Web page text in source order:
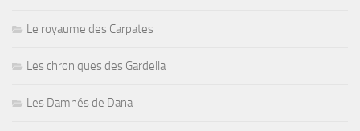
Le royaume des Carpates
Les chroniques des Gardella
Les Damnés de Dana